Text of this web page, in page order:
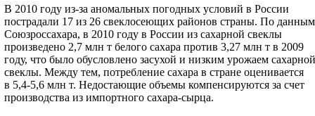
В 2010 году из-за аномальных погодных условий в России
пострадали 17 из 26 свеклосеющих районов страны. По данным
Союзроссахара, в 2010 году в России из сахарной свеклы
произведено 2,7 млн т белого сахара против 3,27 млн т в 2009
году, что было обусловлено засухой и низким урожаем сахарной
свеклы. Между тем, потребление сахара в стране оценивается
в 5,4-5,6 млн т. Недостающие объемы компенсируются за счет
производства из импортного сахара-сырца.